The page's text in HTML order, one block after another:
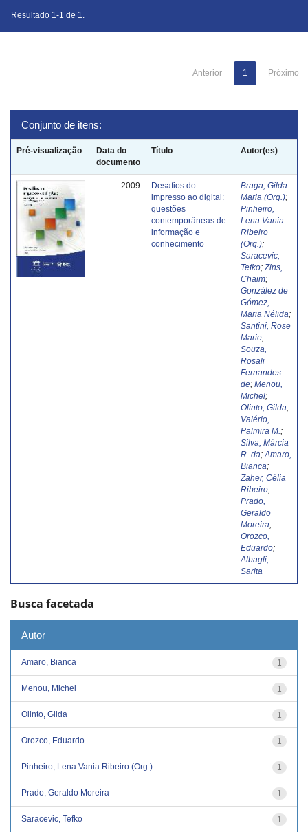
Resultado 1-1 de 1.
Anterior 1 Próximo
Conjunto de itens:
Pré-visualização
Data do
documento
Título Autor(es)
2009
Desafios do
impresso ao digital:
questões
contemporâneas de
informação e
conhecimento
Braga, Gilda
Maria (Org.);
Pinheiro,
Lena Vania
Ribeiro
(Org.);
Saracevic,
Tefko; Zins,
Chaim;
González de
Gómez,
Maria Nélida;
Santini, Rose
Marie;
Souza,
Rosali
Fernandes
de; Menou,
Michel;
Olinto, Gilda;
Valério,
Palmira M. ;
Silva, Márcia
R. da; Amaro,
Bianca;
Zaher, Célia
Ribeiro;
Prado,
Geraldo
Moreira;
Orozco,
Eduardo;
Albagli,
Sarita
Busca facetada
Autor
1
Amaro, Bianca
1
Menou, Michel
1
Olinto, Gilda
1
Orozco, Eduardo
1
Pinheiro, Lena Vania Ribeiro (Org.)
1
Prado, Geraldo Moreira
1
Saracevic, Tefko